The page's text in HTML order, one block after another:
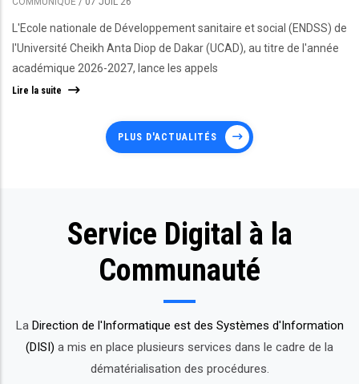
L'Ecole nationale de Développement sanitaire et social (ENDSS) de
l'Université Cheikh Anta Diop de Dakar (UCAD), au titre de l'année
académique 2026-2027, lance les appels
Lire la suite
PLUS D'ACTUALITÉS
Service Digital à la
Communauté
La Direction de l'Informatique est des Systèmes d'Information
(DISI) a mis en place plusieurs services dans le cadre de la
dématérialisation des procédures.